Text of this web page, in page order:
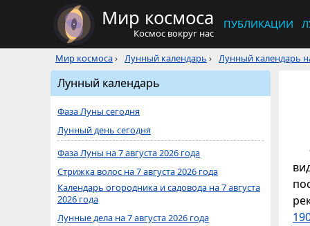
Мир космоса
Космос вокруг нас
ПУБЛИКАЦИИ
Мир космоса› Лунный календарь › Лунный календарь
Лунный календарь
Фаза Луны сегодня
Лунный день сегодня
Фаза Луны на 7 августа 2026 года
Стрижка волос на 7 августа 2026 года
Календарь огородника и садовода на 7 августа
2026 года
Лунные дела на 7 августа 2026 года